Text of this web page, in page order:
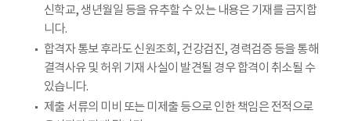
신학교, 생년월일 등을 유추할 수 있는 내용은 기재를 금지합
니다.
합격자 통보 후라도 신원조회, 건강검진, 경력검증 등을 통해
결격사유 및 허위 기재 사실이 발견될 경우 합격이 취소될 수
있습니다.
제출 서류의 미비 또는 미제출 등으로 인한 책임은 전적으로